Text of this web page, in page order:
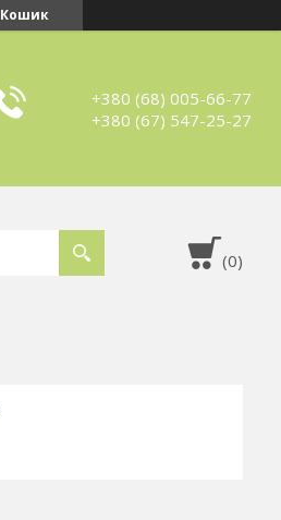
Кошик
+380 (68) 005-66-77
+380 (67) 547-25-27